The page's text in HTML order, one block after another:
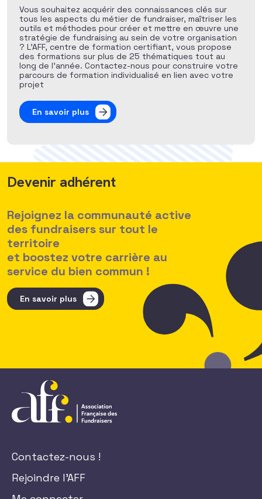
Vous souhaitez acquérir des connaissances clés sur
tous les aspects du métier de fundraiser, maîtriser les
outils et méthodes pour créer et mettre en œuvre une
stratégie de fundraising au sein de votre organisation
? L’AFF, centre de formation certifiant, vous propose
des formations sur plus de 25 thématiques tout au
long de l’année. Contactez-nous pour construire votre
parcours de formation individualisé en lien avec votre
projet
En savoir plus
Devenir adhérent
Rejoignez la communauté active
des fundraisers sur tout le
territoire
et boostez votre carrière au
service du bien commun !
En savoir plus
Contactez-nous !
Rejoindre l'AFF